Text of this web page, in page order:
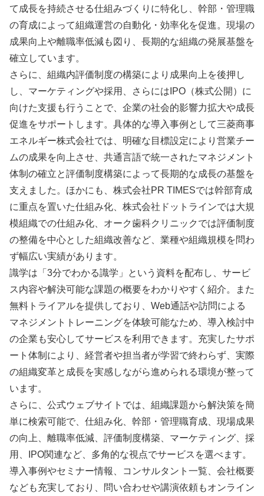
て成長を持続させる仕組みづくりに特化し、幹部・管理職
の育成によって組織運営の自動化・効率化を促進。現場の
成果向上や離職率低減も図り、長期的な組織の発展基盤を
確立しています。
さらに、組織内評価制度の構築により成果向上を後押し
し、マーケティングや採用、さらにはIPO（株式公開）に
向けた支援も行うことで、企業の社会的影響力拡大や成長
促進をサポートします。具体的な導入事例として三菱商事
エネルギー株式会社では、明確な目標設定により営業チー
ムの成果を向上させ、共通言語で統一されたマネジメント
体制の確立と評価制度構築によって長期的な成長の基盤を
支えました。ほかにも、株式会社PR TIMESでは幹部育成
に重点を置いた仕組み化、株式会社ドットラインでは大規
模組織での仕組み化、オーク歯科クリニックでは評価制度
の整備を中心とした組織改善など、業種や組織規模を問わ
ず幅広い実績があります。
識学は「3分でわかる識学」という資料を配布し、サービ
ス内容や解決可能な課題の概要をわかりやすく紹介。また
無料トライアルを提供しており、Web通話や訪問による
マネジメントトレーニングを体験可能なため、導入検討中
の企業も安心してサービスを利用できます。充実したサポ
ート体制により、経営者や担当者が学習で終わらず、実際
の組織変革と成長を実感しながら進められる環境が整って
います。
さらに、公式ウェブサイトでは、組織課題から解決策を簡
単に検索可能で、仕組み化、幹部・管理職育成、現場成果
の向上、離職率低減、評価制度構築、マーケティング、採
用、IPO関連など、多角的な視点でサービスを選べます。
導入事例やセミナー情報、コンサルタント一覧、会社概要
なども充実しており、問い合わせや講演依頼もオンライン